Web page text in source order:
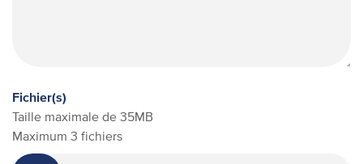
Fichier(s)
Taille maximale de 35MB
Maximum 3 fichiers